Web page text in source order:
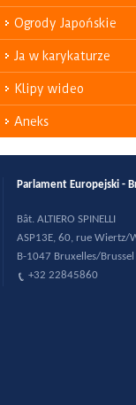
Ogrody Japońskie
Ja w karykaturze
Klipy wideo
Aneks
Parlament Europejski -
Bât. ALTIERO SPINELLI
ASP13E, 60, rue Wiertz/
B-1047 Bruxelles/Brussel
+32 22845860